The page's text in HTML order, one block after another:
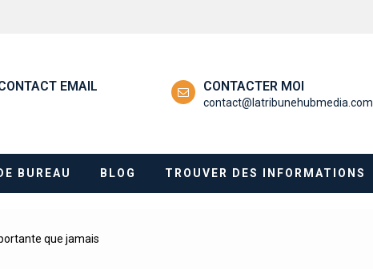
EMAIL CONTACTER MOI
contact@latribunehubmedia.com
BUREAU BLOG TROUVER DES INFORMATIONS
que jamais